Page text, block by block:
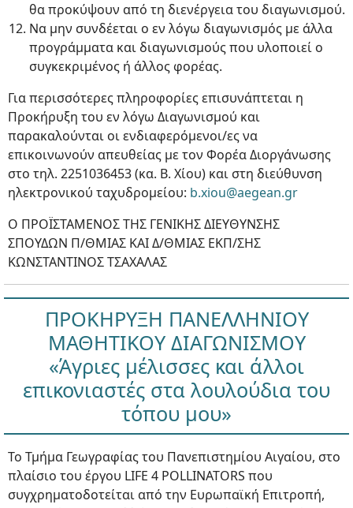
θα προκύψουν από τη διενέργεια του διαγωνισμού.
Να μην συνδέεται ο εν λόγω διαγωνισμός με άλλα
προγράμματα και διαγωνισμούς που υλοποιεί ο
συγκεκριμένος ή άλλος φορέας.
Για περισσότερες πληροφορίες επισυνάπτεται η
Προκήρυξη του εν λόγω Διαγωνισμού και
παρακαλούνται οι ενδιαφερόμενοι/ες να
επικοινωνούν απευθείας με τον Φορέα Διοργάνωσης
στο τηλ. 2251036453 (κα. Β. Χίου) και στη διεύθυνση
ηλεκτρονικού ταχυδρομείου: b.xiou@aegean.gr
Ο ΠΡΟΪΣΤΑΜΕΝΟΣ ΤΗΣ ΓΕΝΙΚΗΣ ΔΙΕΥΘΥΝΣΗΣ
ΣΠΟΥΔΩΝ Π/ΘΜΙΑΣ ΚΑΙ Δ/ΘΜΙΑΣ ΕΚΠ/ΣΗΣ
ΚΩΝΣΤΑΝΤΙΝΟΣ ΤΣΑΧΑΛΑΣ
ΠΡΟΚΗΡΥΞΗ ΠΑΝΕΛΛΗΝΙΟΥ
ΜΑΘΗΤΙΚΟΥ ΔΙΑΓΩΝΙΣΜΟΥ
«Άγριες μέλισσες και άλλοι
επικονιαστές στα λουλούδια του
τόπου μου»
Το Τμήμα Γεωγραφίας του Πανεπιστημίου Αιγαίου, στο
πλαίσιο του έργου LIFE 4 POLLINATORS που
συγχρηματοδοτείται από την Ευρωπαϊκή Επιτροπή,